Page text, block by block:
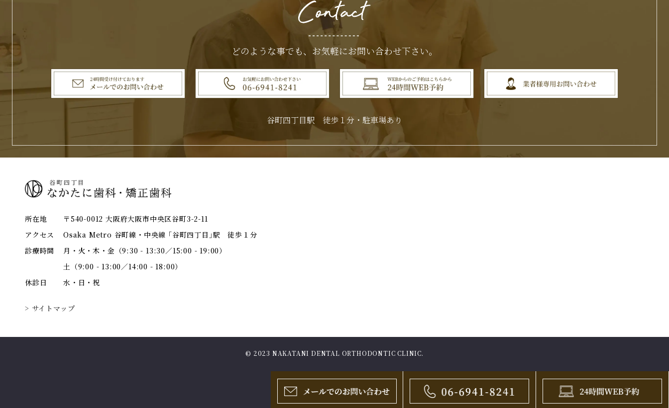
どのような事でも、 お気軽にお問い合わせ下さい。
谷町四丁目駅 徒歩１分・駐車場あり
所在地
〒540-0012 大阪府大阪市中央区谷町3-2-11
アクセス
Osaka Metro 谷町線・中央線 ｢谷町四丁目｣駅 徒歩１分
診療時間
月・火・木・金（9:30 - 13:30／15:00 - 19:00）
土（9:00 - 13:00／14:00 - 18:00）
休診日
水・日・祝
> サイトマップ
© 2023 NAKATANI DENTAL ORTHODONTIC CLINIC.